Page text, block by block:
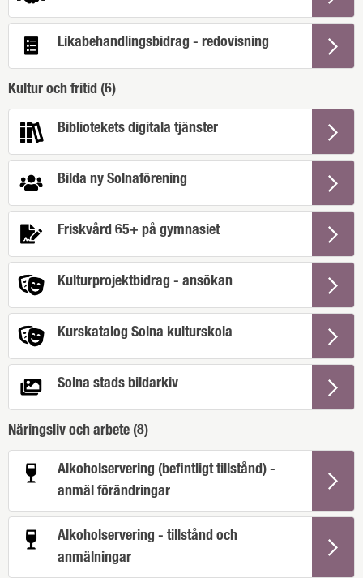
Likabehandlingsbidrag - redovisning
Kultur och fritid (6)
Bibliotekets digitala tjänster
Bilda ny Solnaförening
Friskvård 65+ på gymnasiet
Kulturprojektbidrag - ansökan
Kurskatalog Solna kulturskola
Solna stads bildarkiv
Näringsliv och arbete (8)
Alkoholservering (befintligt tillstånd) -
anmäl förändringar
Alkoholservering - tillstånd och
anmälningar